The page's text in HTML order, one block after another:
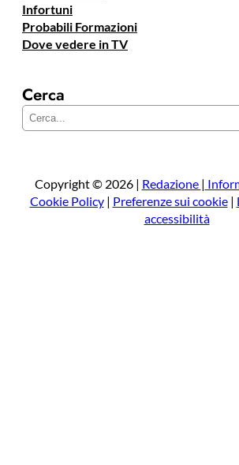
Infortuni
Probabili Formazioni
Dove vedere in TV
Cerca
e
a
Copyright © 2026 | Redazione |
Cookie Policy| Preferenze sui cookie|
accessibilità